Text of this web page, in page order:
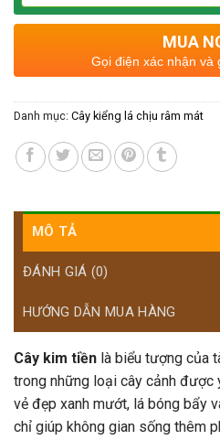
MUA
Gọi điện xác nhận và
Danh mục: Cây kiểng lá chịu râm mát
MÔ TẢ
ĐÁNH GIÁ (0)
HƯỚNG DẪN MUA HÀNG
Cây kim tiền là biểu tượng của
trong những loại cây cảnh được
vẻ đẹp xanh mướt, lá bóng bẩy
chỉ giúp không gian sống thêm